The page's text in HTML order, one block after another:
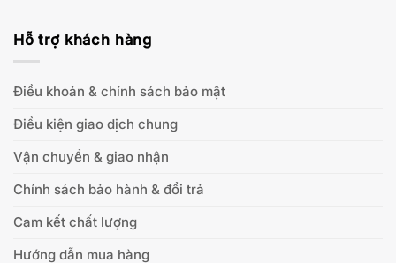
Hỗ trợ khách hàng
Điều khoản & chính sách bảo mật
Điều kiện giao dịch chung
Vận chuyển & giao nhận
Chính sách bảo hành & đổi trả
Cam kết chất lượng
Hướng dẫn mua hàng